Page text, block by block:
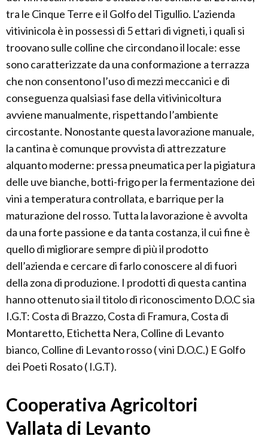
tra le Cinque Terre e il Golfo del Tigullio. L’azienda
vitivinicola è in possessi di 5 ettari di vigneti, i quali si
troovano sulle colline che circondano il locale: esse
sono caratterizzate da una conformazione a terrazza
che non consentono l’uso di mezzi meccanici e di
conseguenza qualsiasi fase della vitivinicoltura
avviene manualmente, rispettando l’ambiente
circostante. Nonostante questa lavorazione manuale,
la cantina è comunque provvista di attrezzature
alquanto moderne: pressa pneumatica per la pigiatura
delle uve bianche, botti-frigo per la fermentazione dei
vini a temperatura controllata, e barrique per la
maturazione del rosso. Tutta la lavorazione è avvolta
da una forte passione e da tanta costanza, il cui fine è
quello di migliorare sempre di più il prodotto
dell’azienda e cercare di farlo conoscere al di fuori
della zona di produzione. I prodotti di questa cantina
hanno ottenuto sia il titolo di riconoscimento D.O.C sia
I.G.T: Costa di Brazzo, Costa di Framura, Costa di
Montaretto, Etichetta Nera, Colline di Levanto
bianco, Colline di Levanto rosso ( vini D.O.C.) E Golfo
dei Poeti Rosato ( I.G.T).
Cooperativa Agricoltori
Vallata di Levanto